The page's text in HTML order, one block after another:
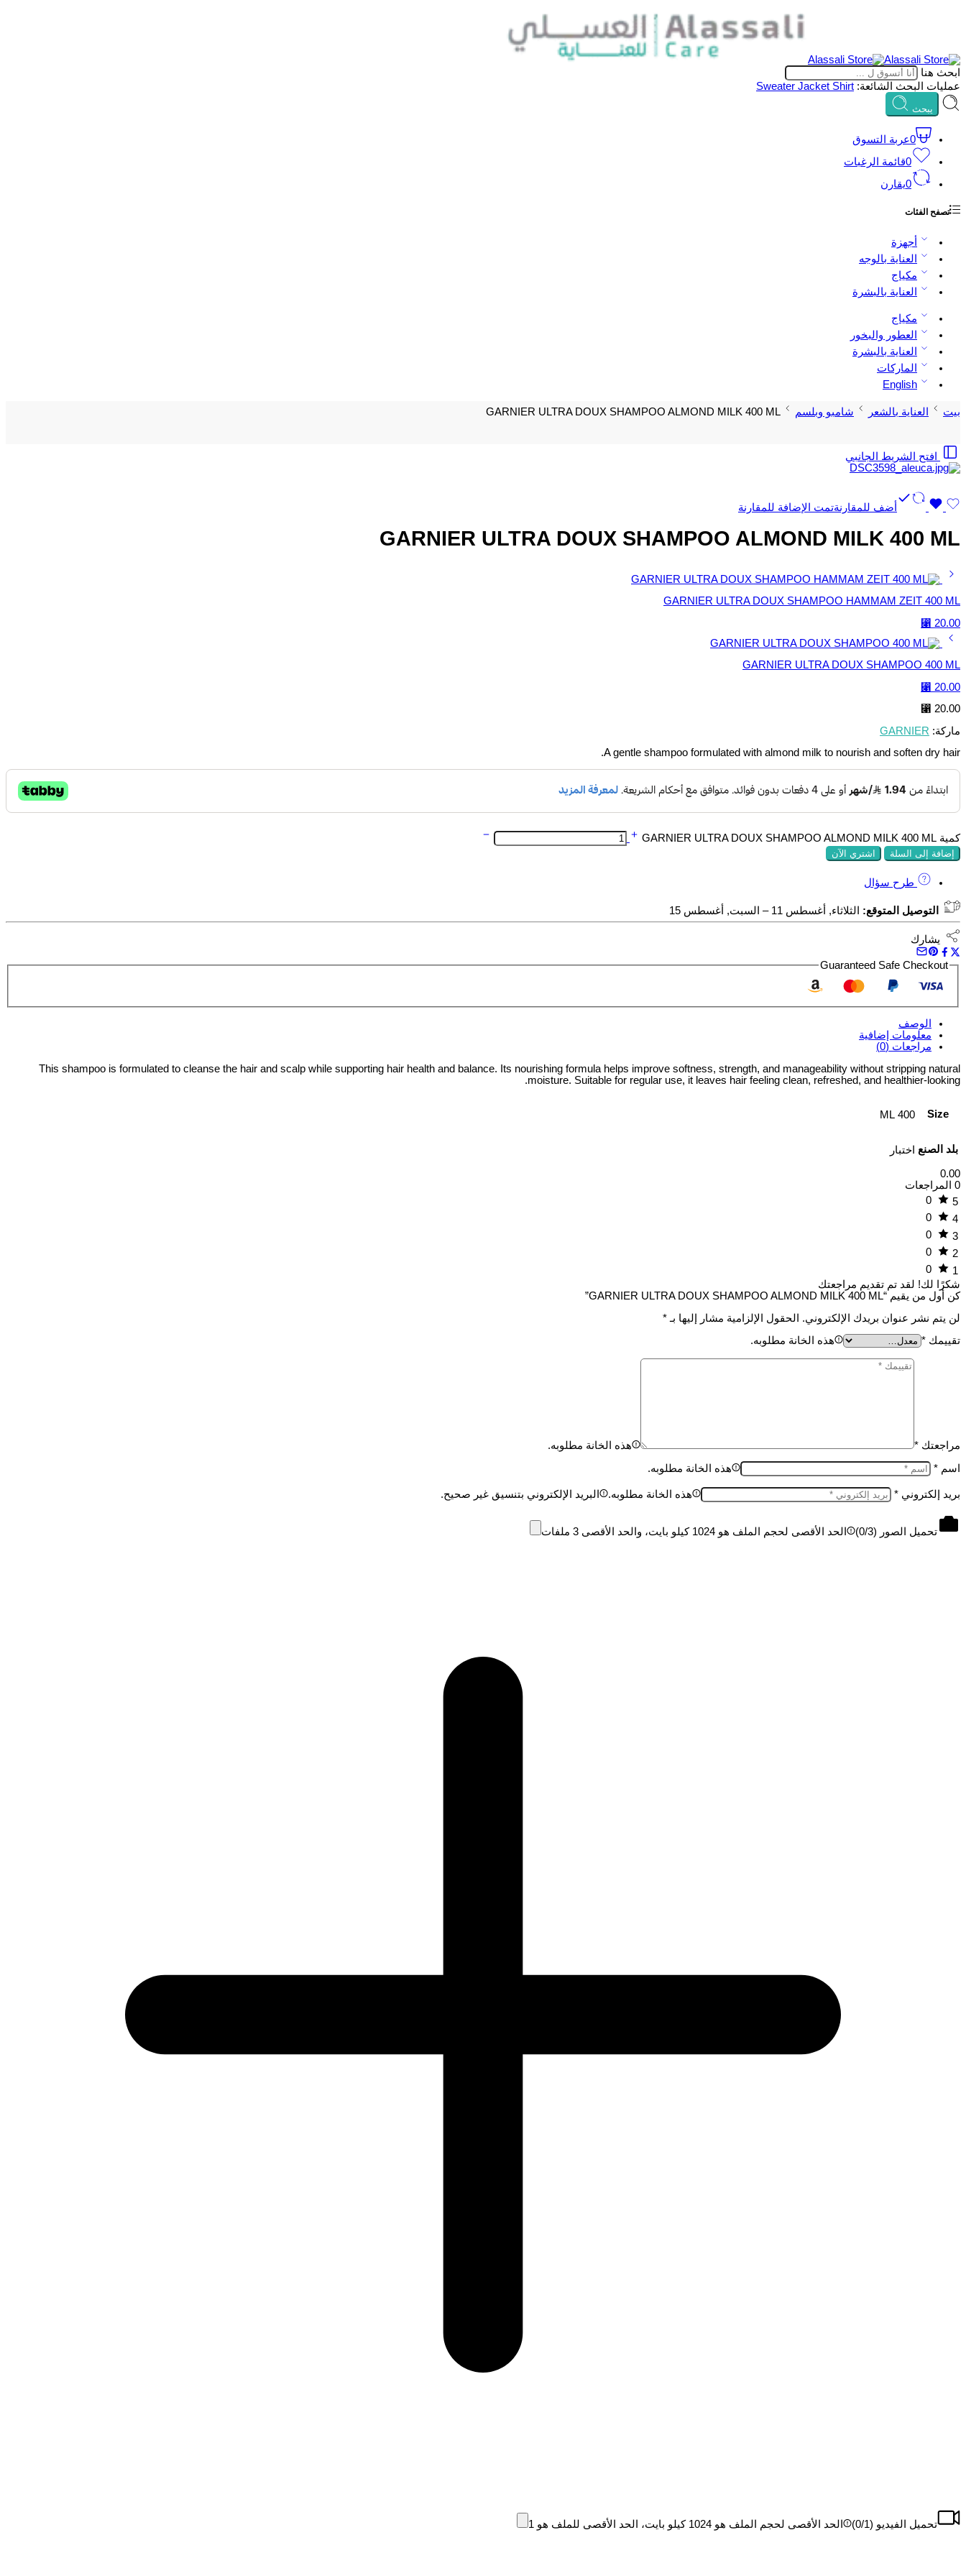
ابحث هنا
عمليات البحث الشائعة:
Sweater Jacket Shirt
يبحث
0عربة التسوق
0قائمة الرغبات
0يقارن
تصفح الفئات
أجهزة
العناية بالوجه
مكياج
العناية بالبشرة
مكياج
العطور والبخور
العناية بالبشرة
الماركات
English
بيت العناية بالشعر شامبو وبلسم GARNIER ULTRA DOUX SHAMPOO ALMOND MILK 400 ML
افتح الشريط الجانبي
أضف للمقارنةتمت الإضافة للمقارنة
GARNIER ULTRA DOUX SHAMPOO ALMOND MILK 400 ML
GARNIER ULTRA DOUX SHAMPOO HAMMAM ZEIT 400 ML
⃁ 20.00
GARNIER ULTRA DOUX SHAMPOO 400 ML
⃁ 20.00
⃁ 20.00
ماركة: GARNIER
A gentle shampoo formulated with almond milk to nourish and soften dry hair.
كمية GARNIER ULTRA DOUX SHAMPOO ALMOND MILK 400 ML
إضافة إلى السلة اشتري الآن
طرح سؤال
التوصيل المتوقع: الثلاثاء, أغسطس 11 – السبت, أغسطس 15
يشارك
Guaranteed Safe Checkout
الوصف
معلومات إضافية
مراجعات (0)
This shampoo is formulated to cleanse the hair and scalp while supporting hair health and balance. Its nourishing formula helps improve softness, strength, and manageability without stripping natural
moisture. Suitable for regular use, it leaves hair feeling clean, refreshed, and healthier-looking.
Size
400 ML
بلد الصنع اختبار
0.00
0 المراجعات
5
0
4
0
3
0
2
0
1
0
شكرًا لك! لقد تم تقديم مراجعتك
كن أول من يقيم “GARNIER ULTRA DOUX SHAMPOO ALMOND MILK 400 ML”
لن يتم نشر عنوان بريدك الإلكتروني.
الحقول الإلزامية مشار إليها بـ *
تقييمك * هذه الخانة مطلوبه.
مراجعتك * هذه الخانة مطلوبه.
اسم * هذه الخانة مطلوبه.
بريد إلكتروني * هذه الخانة مطلوبه. البريد الإلكتروني بتنسيق غير صحيح.
تحميل الصور ( 0/3) الحد الأقصى لحجم الملف هو 1024 كيلو بايت، والحد الأقصى 3 ملفات
تحميل الفيديو ( 0/1) الحد الأقصى لحجم الملف هو 1024 كيلو بايت، الحد الأقصى للملف هو 1